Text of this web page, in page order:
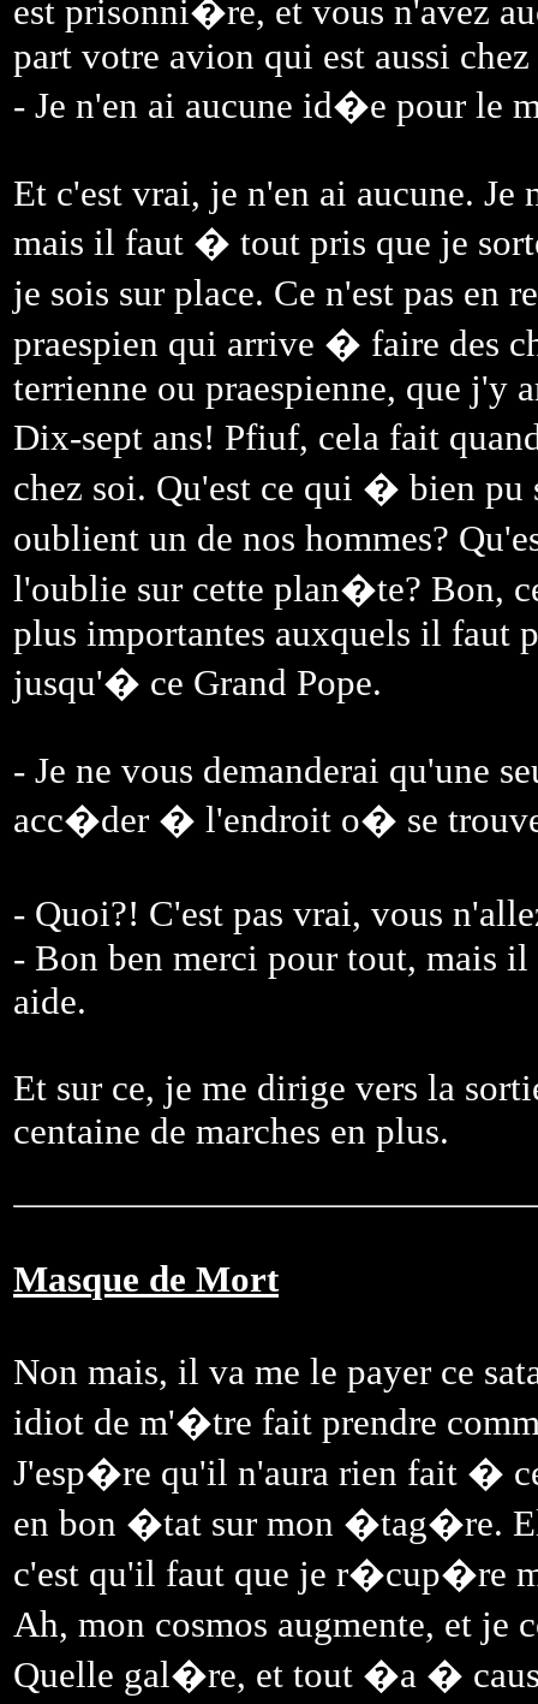
est prisonni�re, et vous n'avez
part votre avion qui est aussi
- Je n'en ai aucune id�e pour le
Et c'est vrai, je n'en ai aucune. Je
mais il faut � tout pris que je
je sois sur place. Ce n'est pas en
praespien qui arrive � faire des
terrienne ou praespienne, que j'y
Dix-sept ans! Pfiuf, cela fait
chez soi. Qu'est ce qui � bien pu
oublient un de nos hommes?
l'oublie sur cette plan�te? Bon,
plus importantes auxquels il faut
jusqu'� ce Grand Pope.
- Je ne vous demanderai qu'une
acc�der � l'endroit o� se
- Quoi?! C'est pas vrai, vous
- Bon ben merci pour tout, mais
aide.
Et sur ce, je me dirige vers la
centaine de marches en plus.
Masque de Mort
Non mais, il va me le payer ce
idiot de m'�tre fait prendre
J'esp�re qu'il n'aura rien fait �
en bon �tat sur mon �tag�re.
c'est qu'il faut que je r�cup�re
Ah, mon cosmos augmente, et je
Quelle gal�re, et tout �a �